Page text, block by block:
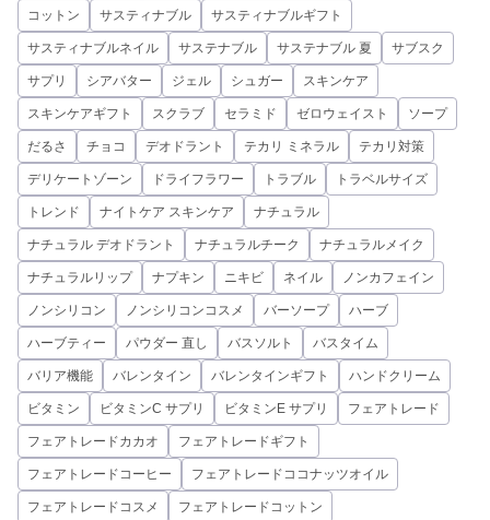
コットン サスティナブル サスティナブルギフト
サスティナブルネイル サステナブル サステナブル 夏 サブスク
サプリ シアバター ジェル シュガー スキンケア
スキンケアギフト スクラブ セラミド ゼロウェイスト ソープ
だるさ チョコ デオドラント テカリ ミネラル テカリ対策
デリケートゾーン ドライフラワー トラブル トラベルサイズ
トレンド ナイトケア スキンケア ナチュラル
ナチュラル デオドラント ナチュラルチーク ナチュラルメイク
ナチュラルリップ ナプキン ニキビ ネイル ノンカフェイン
ノンシリコン ノンシリコンコスメ バーソープ ハーブ
ハーブティー パウダー 直し バスソルト バスタイム
バリア機能 バレンタイン バレンタインギフト ハンドクリーム
ビタミン ビタミンC サプリ ビタミンE サプリ フェアトレード
フェアトレードカカオ フェアトレードギフト
フェアトレードコーヒー フェアトレードココナッツオイル
フェアトレードコスメ フェアトレードコットン